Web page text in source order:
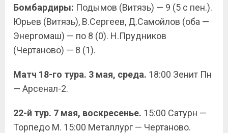
Бомбардиры: Подымов (Витязь) — 9 (5 с пен.).
Юрьев (Витязь), В.Сергеев, Д.Самойлов (оба —
Энергомаш) — по 8 (0). Н.Прудников
(Чертаново) — 8 (1).
Матч 18-го тура. 3 мая, среда. 18:00 Зенит Пн
— Арсенал-2.
22-й тур. 7 мая, воскресенье. 15:00 Сатурн —
Торпедо М. 15:00 Металлург — Чертаново.